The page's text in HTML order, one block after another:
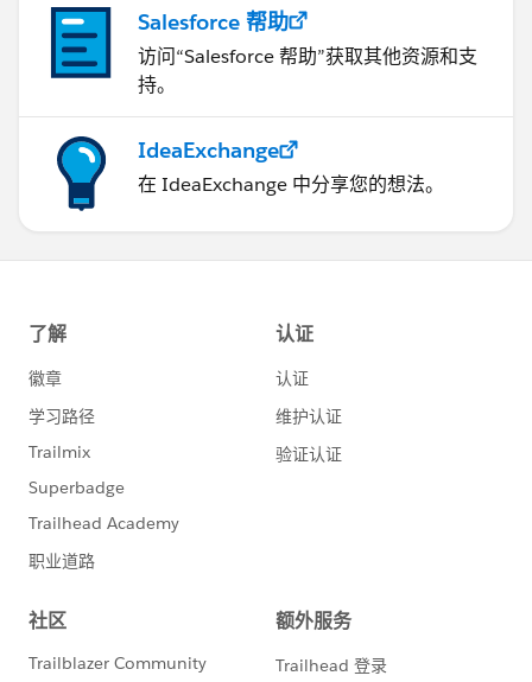
Salesforce 帮助
访问“Salesforce 帮助”获取其他资源和支
持。
IdeaExchange
在 IdeaExchange 中分享您的想法。